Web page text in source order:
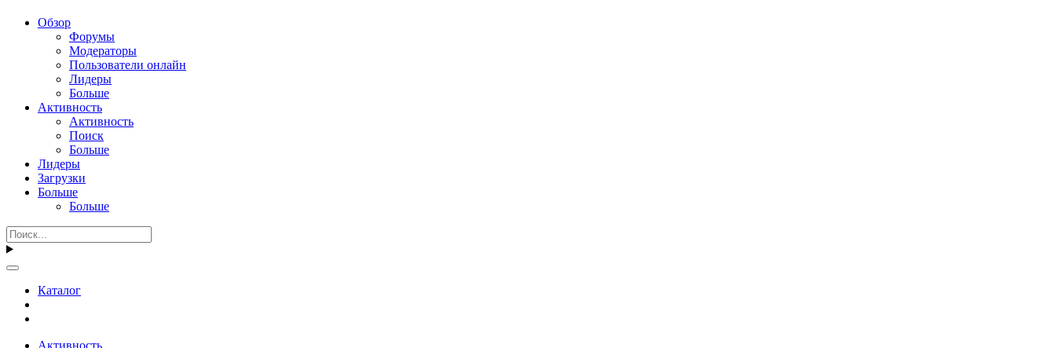
Обзор
Форумы
Модераторы
Пользователи онлайн
Лидеры
Больше
Активность
Активность
Поиск
Больше
Лидеры
Загрузки
Больше
Больше
Каталог
Активность